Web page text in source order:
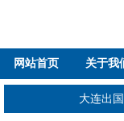
网站首页 关于我
大连出